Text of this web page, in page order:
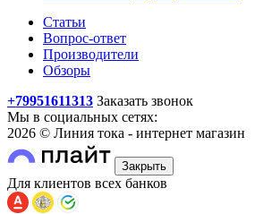
Статьи
Вопрос-ответ
Производители
Обзоры
+79951611313 Заказать звонок
Мы в социальных сетях:
2026 © Линия тока - интернет магазин
Закрыть
Для клиентов всех банков